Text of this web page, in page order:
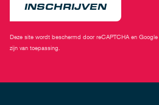
INSCHRIJVEN
Deze site wordt beschermd door reCAPTCHA en Google
zijn van toepassing.